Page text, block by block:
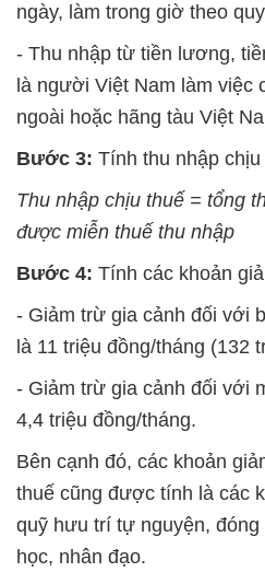
ngày, làm trong giờ theo
- Thu nhập từ tiền lương,
là người Việt Nam làm việc
ngoài hoặc hãng tàu Việt
Bước 3: Tính thu nhập
Thu nhập chịu thuế = tổng
được miễn thuế thu nhập
Bước 4: Tính các khoản
- Giảm trừ gia cảnh đối với
là 11 triệu đồng/tháng (132
- Giảm trừ gia cảnh đối với
4,4 triệu đồng/tháng.
Bên cạnh đó, các khoản
thuế cũng được tính là các
quỹ hưu trí tự nguyện,
học, nhân đạo.